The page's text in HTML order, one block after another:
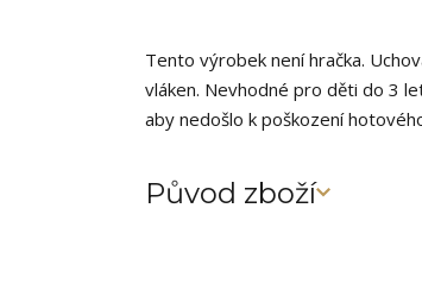
Tento výrobek není hračka.
vláken. Nevhodné pro děti do 3
aby nedošlo k poškození
Původ zboží